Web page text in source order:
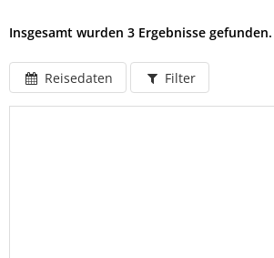
Insgesamt wurden 3 Ergebnisse gefunden.
Reisedaten Filter